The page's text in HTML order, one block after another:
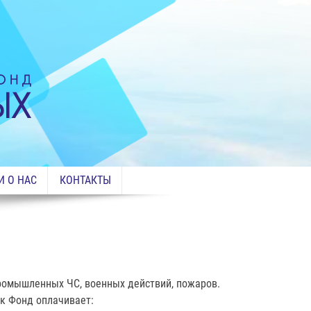
О НАС КОНТАКТЫ
ЧС, военных действий, пожаров.
Фонд оплачивает: